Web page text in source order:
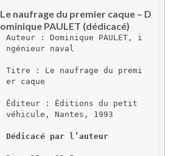
Le naufrage du premier caque – D
ominique PAULET (dédicacé)
Auteur : Dominique PAULET, i
ngénieur naval
Titre : Le naufrage du premi
er caque
Éditeur : Éditions du petit
véhicule, Nantes, 1993
Dédicacé par l’auteur